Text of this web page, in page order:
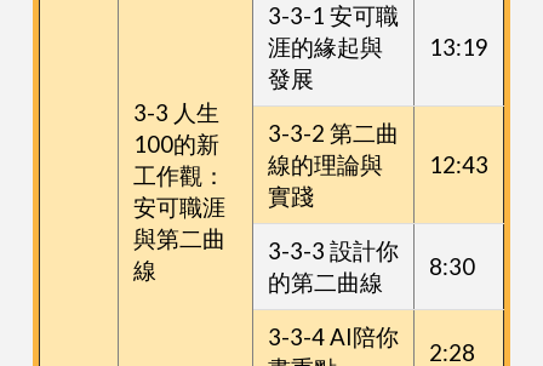
3-3 人生
100的新
工作觀：
安可職涯
與第二曲
線
3-3-1 安可職
涯的緣起與
發展
13:19
3-3-2 第二曲
線的理論與
實踐
12:43
3-3-3 設計你
的第二曲線
8:30
3-3-4 AI陪你
2:28